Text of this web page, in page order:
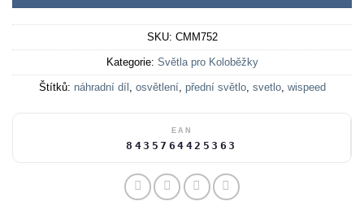
SKU: CMM752
Kategorie: Světla pro Koloběžky
Štítků: náhradní díl , osvětlení, přední světlo, svetlo, wispeed
EAN
8435764425363